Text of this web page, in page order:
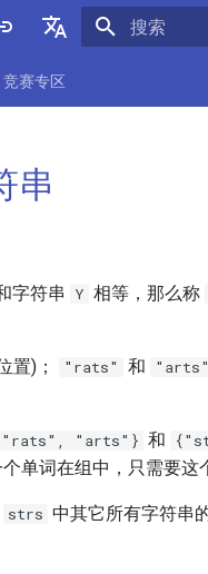
English
竞赛专区
串
字符串 Y 相等，那么称
置)； "rats" 和
"arts"} 和
单词在组中，只需要
strs 中其它所有字符串